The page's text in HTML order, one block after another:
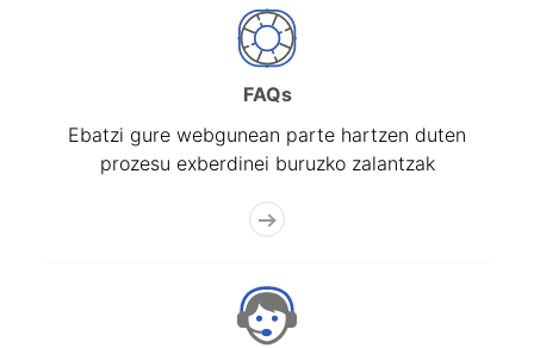
FAQs
Ebatzi gure webgunean parte hartzen duten
prozesu exberdinei buruzko zalantzak